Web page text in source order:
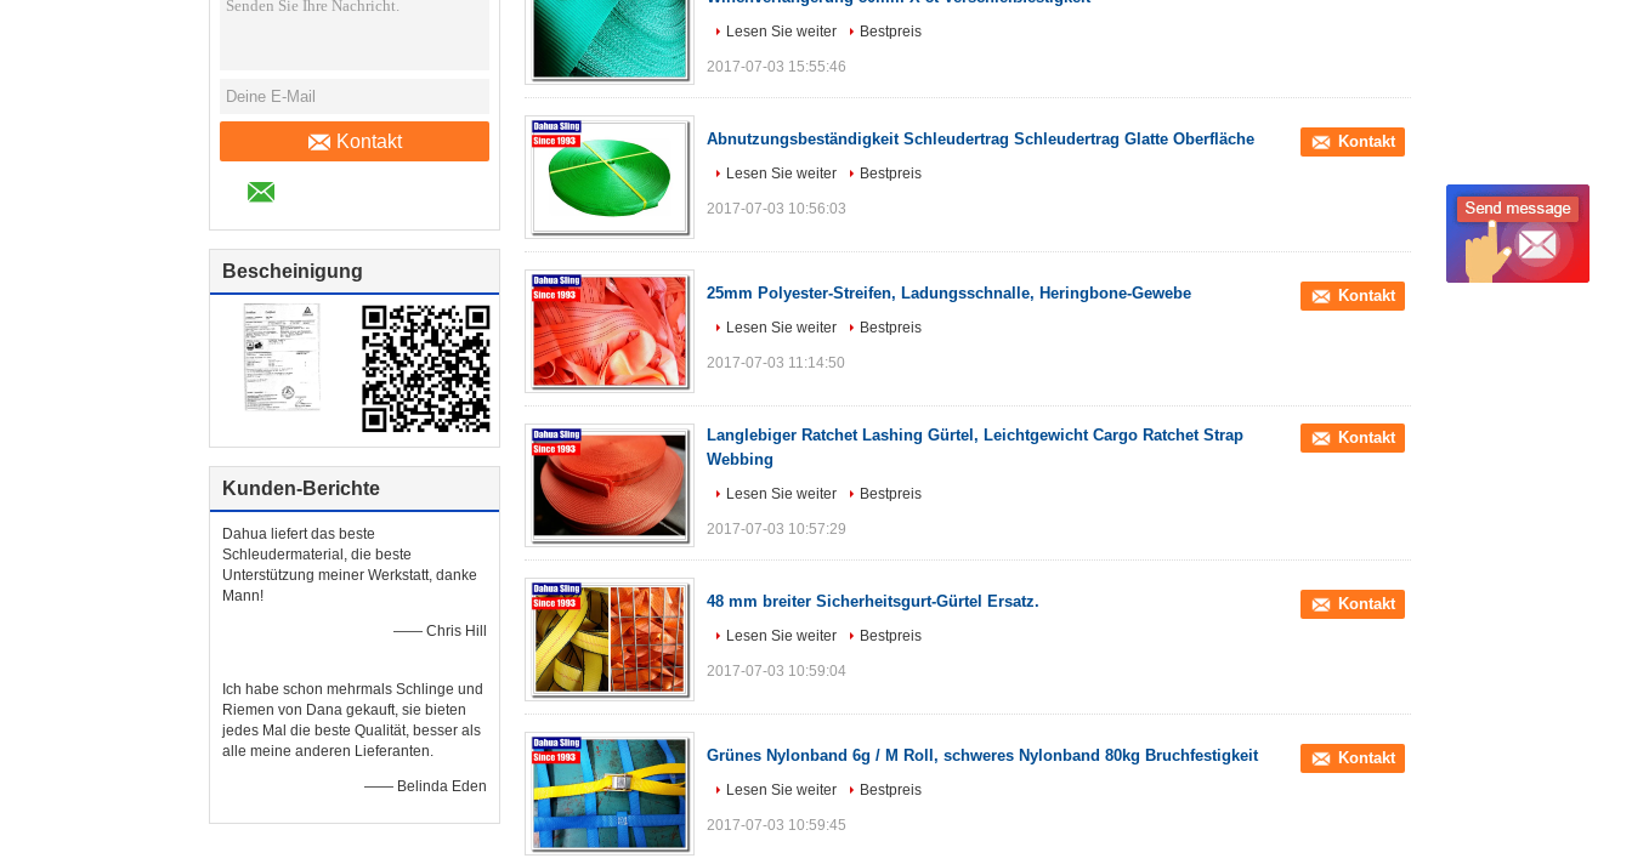
Kontakt
Bescheinigung
Kunden-Berichte
Dahua liefert das beste
Schleudermaterial, die beste
Unterstützung meiner Werkstatt, danke
Mann!
—— Chris Hill
Ich habe schon mehrmals Schlinge und
Riemen von Dana gekauft, sie bieten
jedes Mal die beste Qualität, besser als
alle meine anderen Lieferanten.
—— Belinda Eden
Lesen Sie weiter Bestpreis
2017-07-03 15:55:46
Abnutzungsbeständigkeit Schleudertrag Schleudertrag Glatte Oberfläche Kontakt
Lesen Sie weiter Bestpreis
2017-07-03 10:56:03
25mm Polyester-Streifen, Ladungsschnalle, Heringbone-Gewebe Kontakt
Lesen Sie weiter Bestpreis
2017-07-03 11:14:50
Langlebiger Ratchet Lashing Gürtel, Leichtgewicht Cargo Ratchet Strap
Webbing
Kontakt
Lesen Sie weiter Bestpreis
2017-07-03 10:57:29
48 mm breiter Sicherheitsgurt-Gürtel Ersatz. Kontakt
Lesen Sie weiter Bestpreis
2017-07-03 10:59:04
Grünes Nylonband 6g / M Roll, schweres Nylonband 80kg Bruchfestigkeit Kontakt
Lesen Sie weiter Bestpreis
2017-07-03 10:59:45